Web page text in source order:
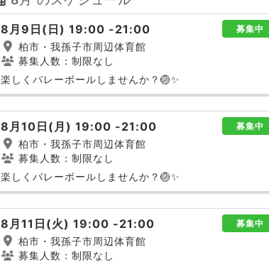
8月9日(日) 19:00 -21:00 募集中
柏市・我孫子市周辺体育館
募集人数：制限なし
楽しくバレーボールしませんか？🏐✨
8月10日(月) 19:00 -21:00 募集中
柏市・我孫子市周辺体育館
募集人数：制限なし
楽しくバレーボールしませんか？🏐✨
8月11日(火) 19:00 -21:00 募集中
柏市・我孫子市周辺体育館
募集人数：制限なし